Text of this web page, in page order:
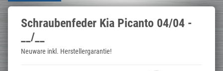
Schraubenfeder Kia Picanto 04/04 -
__/__
Neuware inkl. Herstellergarantie!